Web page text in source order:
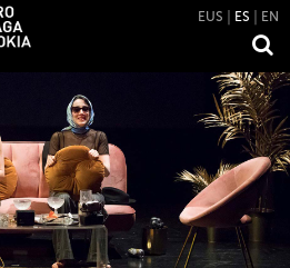
EUS ES EN